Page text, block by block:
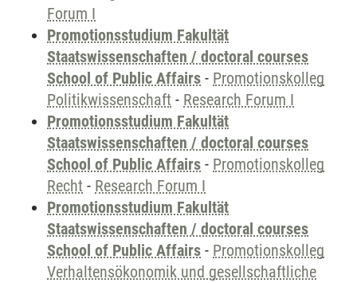
Forum I
Promotionsstudium Fakultät
Staatswissenschaften / doctoral courses
School of Public Affairs - Promotionskolleg
Politikwissenschaft - Research Forum I
Promotionsstudium Fakultät
Staatswissenschaften / doctoral courses
School of Public Affairs - Promotionskolleg
Recht - Research Forum I
Promotionsstudium Fakultät
Staatswissenschaften / doctoral courses
School of Public Affairs - Promotionskolleg
Verhaltensökonomik und gesellschaftliche